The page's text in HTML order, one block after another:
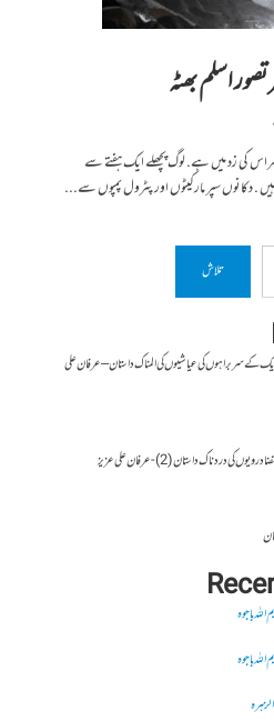
اسلم بھٹہ
کی زد میں ہے. لوگ پچھلے ایک ہفتے سے
. دکانوں سپر مارکیٹوں اور پٹرول پمپوں سے...
تلاش
کے سربراہوں کی عیاشیوں کی المناک داستان – عرفان علی
درد ناک داستان (2)- عرفان علی عزیز
باجوہ
باجوہ